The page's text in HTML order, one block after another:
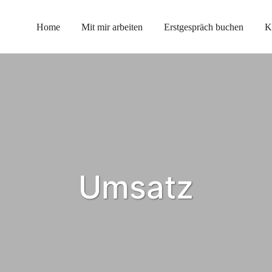
Home Mit mir arbeiten Erstgespräch buchen
Umsatz